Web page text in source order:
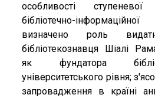
особливості
бібліотечно-
визначено роль
бібліотекознавця Шіалі
як фундатора
університетського рівня;
запровадження в країні